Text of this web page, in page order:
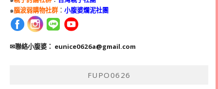
๑腦波弱購物社群： 小腹婆爛泥社團
✉聯絡小腹婆： eunice0626a@gmail.com
FUPO0626